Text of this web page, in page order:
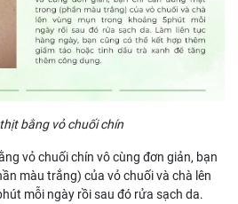
bằng vỏ chuối chín
vỏ chuối chín vô cùng đơn giản, bạn
màu trắng) của vỏ chuối và chà lên
mỗi ngày rồi sau đó rửa sạch da.